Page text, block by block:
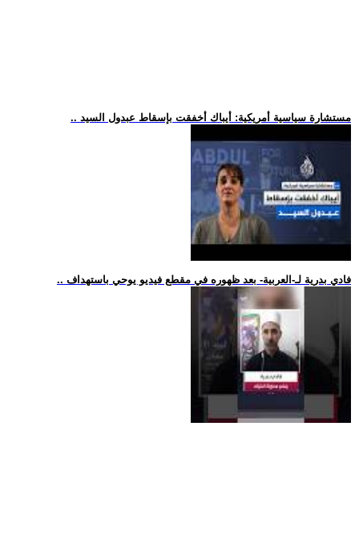
.. مستشارة سياسية أمريكية: أيباك أخفقت بإسقاط عبدول السيد
.. فادي بدرية لـ-العربية- بعد ظهوره في مقطع فيديو يوحي باستهداف